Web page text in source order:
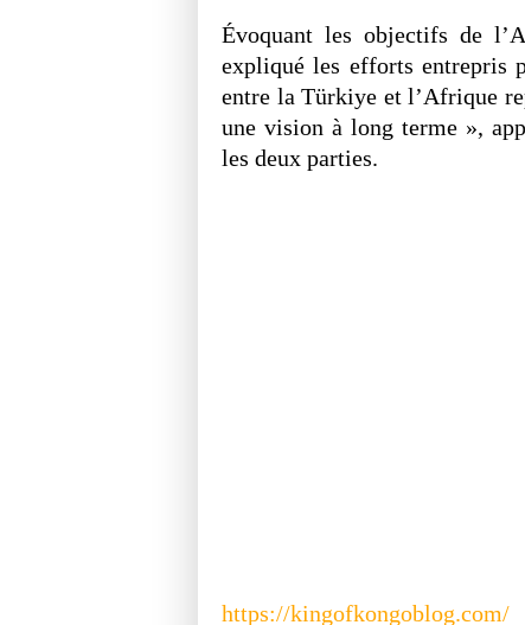
Évoquant les objectifs de
expliqué les efforts entrepris
entre la Türkiye et l’Afrique
une vision à long terme »,
les deux parties.
https://kingofkongoblog.com/